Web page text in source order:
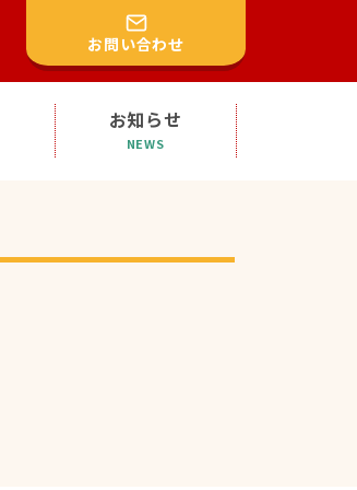
お問い合わせ
お知らせ
NEWS